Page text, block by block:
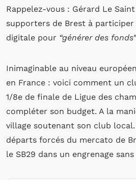
Rappelez-vous : Gérard Le
supporters de Brest à
digitale pour “générer des fonds”
Inimaginable au niveau
en France : voici comment un
1/8e de finale de Ligue des
compléter son budget. A la
village soutenant son club
départs forcés du mercato de
le SB29 dans un engrenage